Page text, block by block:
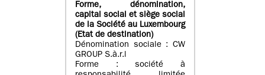
Forme, dénomination,
capital social et siège social
de la Société au Luxembourg
(Etat de destination)
Dénomination sociale : CW
GROUP S.à.r.l
Forme : société à